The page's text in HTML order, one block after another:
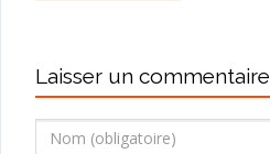
Laisser un commentaire